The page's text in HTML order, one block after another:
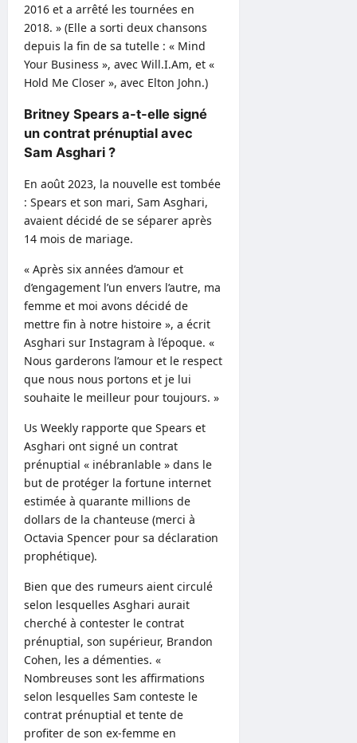
2016 et a arrêté les tournées en
2018. » (Elle a sorti deux chansons
depuis la fin de sa tutelle : « Mind
Your Business », avec Will.I.Am, et «
Hold Me Closer », avec Elton John.)
Britney Spears a-t-elle signé
un contrat prénuptial avec
Sam Asghari ?
En août 2023, la nouvelle est tombée
: Spears et son mari, Sam Asghari,
avaient décidé de se séparer après
14 mois de mariage.
« Après six années d’amour et
d’engagement l’un envers l’autre, ma
femme et moi avons décidé de
mettre fin à notre histoire », a écrit
Asghari sur Instagram à l’époque. «
Nous garderons l’amour et le respect
que nous nous portons et je lui
souhaite le meilleur pour toujours. »
Us Weekly rapporte que Spears et
Asghari ont signé un contrat
prénuptial « inébranlable » dans le
but de protéger la fortune internet
estimée à quarante millions de
dollars de la chanteuse (merci à
Octavia Spencer pour sa déclaration
prophétique).
Bien que des rumeurs aient circulé
selon lesquelles Asghari aurait
cherché à contester le contrat
prénuptial, son supérieur, Brandon
Cohen, les a démenties. «
Nombreuses sont les affirmations
selon lesquelles Sam conteste le
contrat prénuptial et tente de
profiter de son ex-femme en